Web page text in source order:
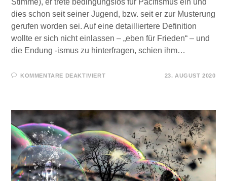
Stimme), er trete bedingungslos für Pacifismus ein und
dies schon seit seiner Jugend, bzw. seit er zur Musterung
gerufen worden sei. Auf eine detailliertere Definition
wollte er sich nicht einlassen – „eben für Frieden“ – und
die Endung -ismus zu hinterfragen, schien ihm…
KOMMENTARE DEAKTIVIERTFÜR
GEISTESSCHWÄCHE
23. AUGUST 2020